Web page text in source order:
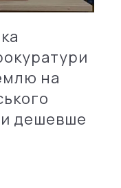
на
дешевше